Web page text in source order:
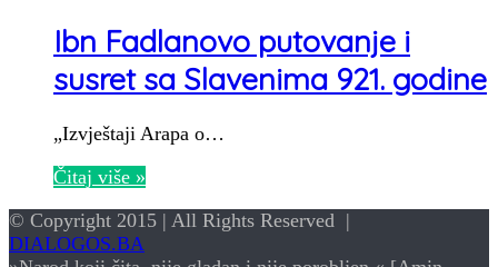
Ibn Fadlanovo putovanje i
susret sa Slavenima 921. godine
„Izvještaji Arapa o…
Čitaj više »
© Copyright 2015 | All Rights Reserved |
DIALOGOS.BA